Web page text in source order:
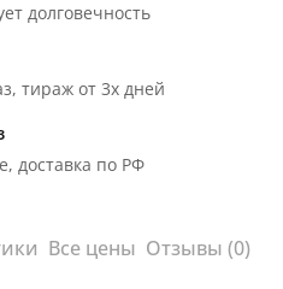
долговечность
тираж от 3х дней
доставка по РФ
Все цены Отзывы (0)